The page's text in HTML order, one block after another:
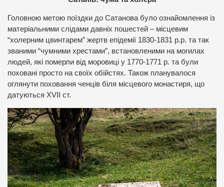
Головною метою поїздки до Сатанова було ознайомлення із
матеріальними слідами давніх пошестей – місцевим
“холерним цвинтарем” жертв епідемії 1830-1831 р.р. та так
званими “чумними хрестами”, встановленими на могилах
людей, які померли від моровиці у 1770-1771 р. та були
поховані просто на своїх обійстях. Також планувалося
оглянути поховання ченців біля місцевого монастиря, що
датуються XVII ст.